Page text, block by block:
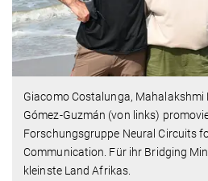
Giacomo Costalunga, Mahalakshmi
Gómez-Guzmán (von links)
Forschungsgruppe Neural Circuits
Communication. Für ihr Bridging
kleinste Land Afrikas.